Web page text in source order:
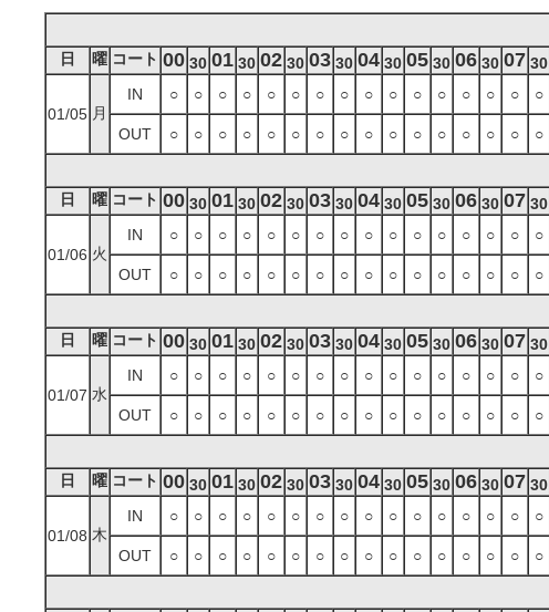
日
曜 コート 00 30 01 30 02 30 03 30 04 30 05 30 06 30 07 30
01/05 月
IN ○ ○ ○ ○ ○ ○ ○ ○ ○ ○ ○ ○ ○ ○ ○ ○
OUT
○ ○ ○ ○ ○ ○ ○ ○ ○ ○ ○ ○ ○ ○ ○ ○
日
曜 コート 00 30 01 30 02 30 03 30 04 30 05 30 06 30 07 30
01/06 火
IN ○ ○ ○ ○ ○ ○ ○ ○ ○ ○ ○ ○ ○ ○ ○ ○
OUT
○ ○ ○ ○ ○ ○ ○ ○ ○ ○ ○ ○ ○ ○ ○ ○
日
曜 コート 00 30 01 30 02 30 03 30 04 30 05 30 06 30 07 30
01/07 水
IN ○ ○ ○ ○ ○ ○ ○ ○ ○ ○ ○ ○ ○ ○ ○ ○
OUT
○ ○ ○ ○ ○ ○ ○ ○ ○ ○ ○ ○ ○ ○ ○ ○
日
曜 コート 00 30 01 30 02 30 03 30 04 30 05 30 06 30 07 30
01/08 木
IN ○ ○ ○ ○ ○ ○ ○ ○ ○ ○ ○ ○ ○ ○ ○ ○
OUT
○ ○ ○ ○ ○ ○ ○ ○ ○ ○ ○ ○ ○ ○ ○ ○